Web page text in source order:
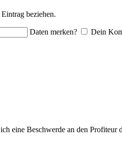
beziehen.
Daten merken? Dein
eine Beschwerde an den Profiteur